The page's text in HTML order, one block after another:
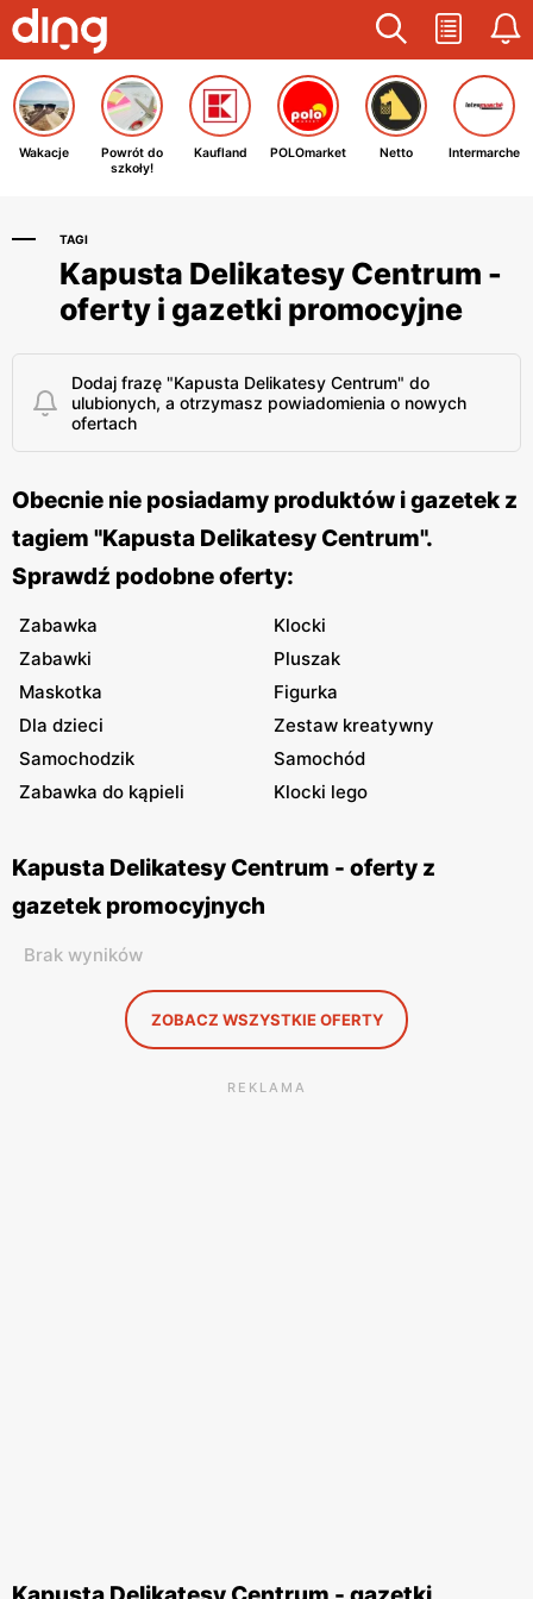
Wakacje
Powrót do
szkoły!
Kaufland POLOmarket Netto Intermarche
TAGI
Kapusta Delikatesy Centrum -
oferty i gazetki promocyjne
Dodaj frazę "Kapusta Delikatesy Centrum" do
ulubionych, a otrzymasz powiadomienia o nowych
ofertach
Obecnie nie posiadamy produktów i gazetek z
tagiem "Kapusta Delikatesy Centrum".
Sprawdź podobne oferty:
Zabawka
Klocki
Zabawki
Pluszak
Maskotka
Figurka
Dla dzieci
Zestaw kreatywny
Samochodzik
Samochód
Zabawka do kąpieli
Klocki lego
Kapusta Delikatesy Centrum - oferty z
gazetek promocyjnych
Brak wyników
ZOBACZ WSZYSTKIE OFERTY
REKLAMA